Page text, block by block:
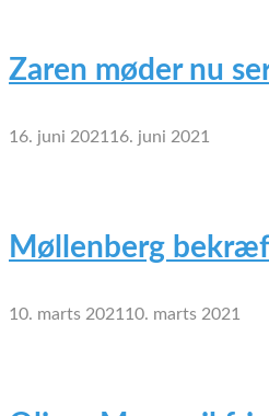
Zaren møder nu
16. juni 2021 16. juni 2021
Møllenberg
10. marts 2021 10. marts 2021